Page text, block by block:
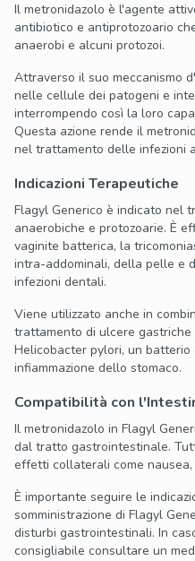
Il metronidazolo è l'agente
antibiotico e antiprotozoario
anaerobi e alcuni protozoi.
Attraverso il suo meccanismo
nelle cellule dei patogeni e
interrompendo così la loro
Questa azione rende il
nel trattamento delle infezioni
Indicazioni Terapeutiche
Flagyl Generico è indicato nel
anaerobiche e protozoarie. È
vaginite batterica, la
intra-addominali, della pelle e
infezioni dentali.
Viene utilizzato anche in
trattamento di ulcere
Helicobacter pylori, un
infiammazione dello stomaco.
Compatibilità con
Il metronidazolo in Flagyl
dal tratto gastrointestinale.
effetti collaterali come nausea,
È importante seguire le
somministrazione di Flagyl
disturbi gastrointestinali. In
consigliabile consultare un